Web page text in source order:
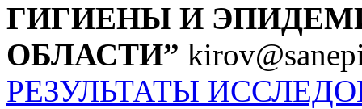
ГИГИЕНЫ И
ОБЛАСТИ”
РЕЗУЛЬТАТЫ